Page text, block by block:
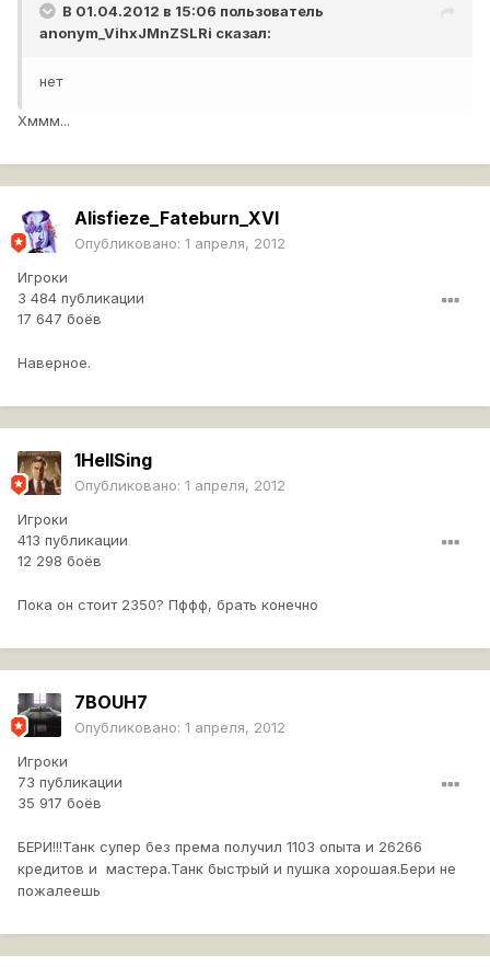
В 01.04.2012 в 15:06 пользователь
anonym_VihxJMnZSLRi сказал:
нет
Хммм...
Alisfieze_Fateburn_XVI
Опубликовано: 1 апреля, 2012
Игроки
3 484 публикации
17 647 боёв
Наверное.
1HellSing
Опубликовано: 1 апреля, 2012
Игроки
413 публикации
12 298 боёв
Пока он стоит 2350? Пффф, брать конечно
7BOUH7
Опубликовано: 1 апреля, 2012
Игроки
73 публикации
35 917 боёв
БЕРИ!!!Танк супер без према получил 1103 опыта и 26266
кредитов и мастера.Танк быстрый и пушка хорошая.Бери не
пожалеешь